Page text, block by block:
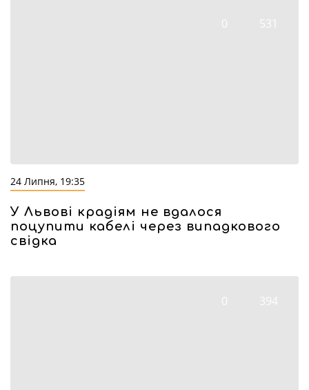
0 531
24 Липня, 19:35
У Львові крадіям не вдалося
поцупити кабелі через випадкового
свідка
0 394